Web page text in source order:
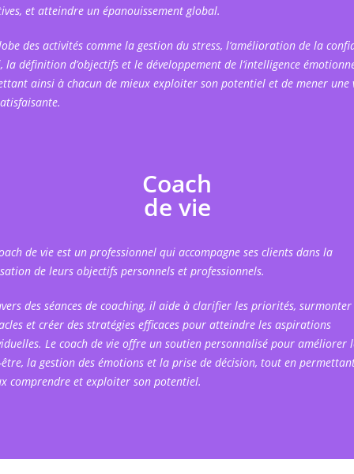
et atteindre un épanouissement global.
des activités comme la gestion du stress, l’amélioration de la
la définition d’objectifs et le développement de l’intelligence
ainsi à chacun de mieux exploiter son potentiel et de mener une
Coach
de vie
de vie est un professionnel qui accompagne ses clients dans la
de leurs objectifs personnels et professionnels.
des séances de coaching, il aide à clarifier les priorités, surmonter
et créer des stratégies efficaces pour atteindre les aspirations
Le coach de vie offre un soutien personnalisé pour améliorer
la gestion des émotions et la prise de décision, tout en
comprendre et exploiter son potentiel.